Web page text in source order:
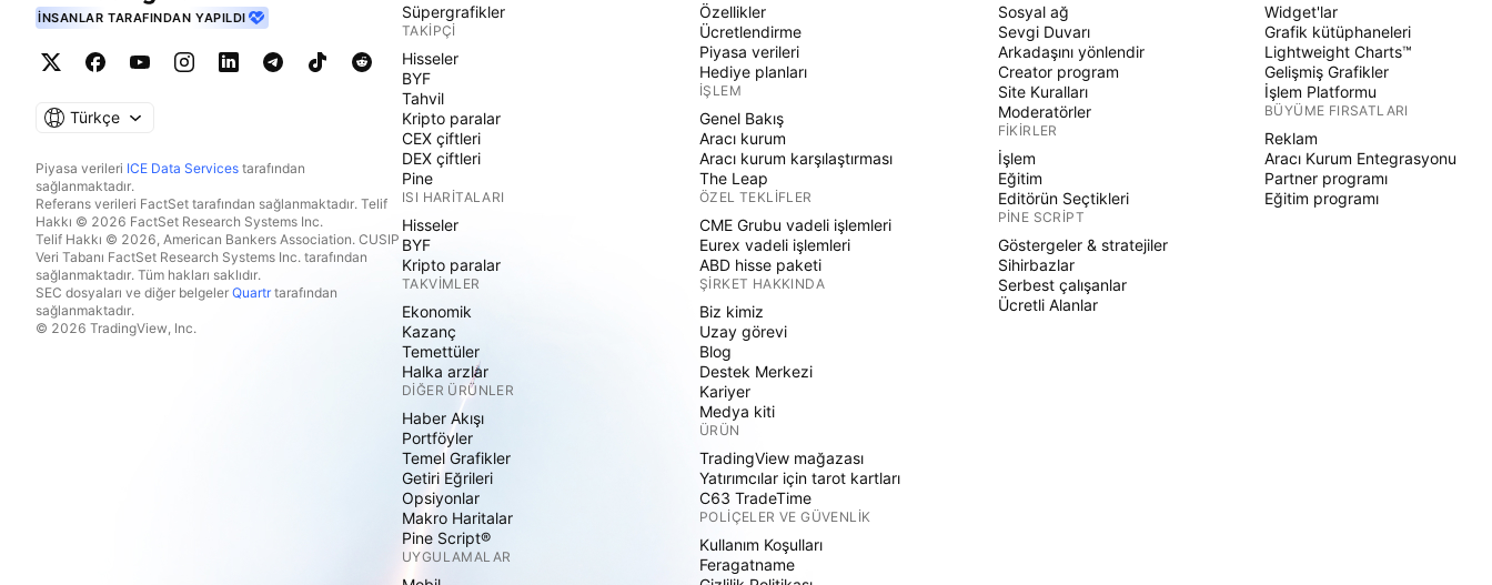
İNSANLAR TARAFINDAN YAPILDI
Türkçe
Piyasa verileri ICE Data Services tarafından
sağlanmaktadır.
Referans verileri FactSet tarafından sağlanmaktadır. Telif
Hakkı © 2026 FactSet Research Systems Inc.
Telif Hakkı © 2026, American Bankers Association. CUSIP
Veri Tabanı FactSet Research Systems Inc. tarafından
sağlanmaktadır. Tüm hakları saklıdır.
SEC dosyaları ve diğer belgeler Quartrtarafından
sağlanmaktadır.
© 2026 TradingView, Inc.
Süpergrafikler
TAKIPÇI
Hisseler
BYF
Tahvil
Kripto paralar
CEX çiftleri
DEX çiftleri
Pine
ISI HARITALARI
Hisseler
BYF
Kripto paralar
TAKVIMLER
Ekonomik
Kazanç
Temettüler
Halka arzlar
DIĞER ÜRÜNLER
Haber Akışı
Portföyler
Temel Grafikler
Getiri Eğrileri
Opsiyonlar
Makro Haritalar
Pine Script®
UYGULAMALAR
Özellikler
Ücretlendirme
Piyasa verileri
Hediye planları
İŞLEM
Genel Bakış
Aracı kurum
Aracı kurum karşılaştırması
The Leap
ÖZEL TEKLIFLER
CME Grubu vadeli işlemleri
Eurex vadeli işlemleri
ABD hisse paketi
ŞIRKET HAKKINDA
Biz kimiz
Uzay görevi
Blog
Destek Merkezi
Kariyer
Medya kiti
ÜRÜN
TradingView mağazası
Yatırımcılar için tarot kartları
C63 TradeTime
POLIÇELER VE GÜVENLIK
Kullanım Koşulları
Feragatname
Sosyal ağ
Sevgi Duvarı
Arkadaşını yönlendir
Creator program
Site Kuralları
Moderatörler
FIKIRLER
İşlem
Eğitim
Editörün Seçtikleri
PINE SCRIPT
Göstergeler & stratejiler
Sihirbazlar
Serbest çalışanlar
Ücretli Alanlar
Widget'lar
Grafik kütüphaneleri
Lightweight Charts™
Gelişmiş Grafikler
İşlem Platformu
BÜYÜME FIRSATLARI
Reklam
Aracı Kurum Entegrasyonu
Partner programı
Eğitim programı